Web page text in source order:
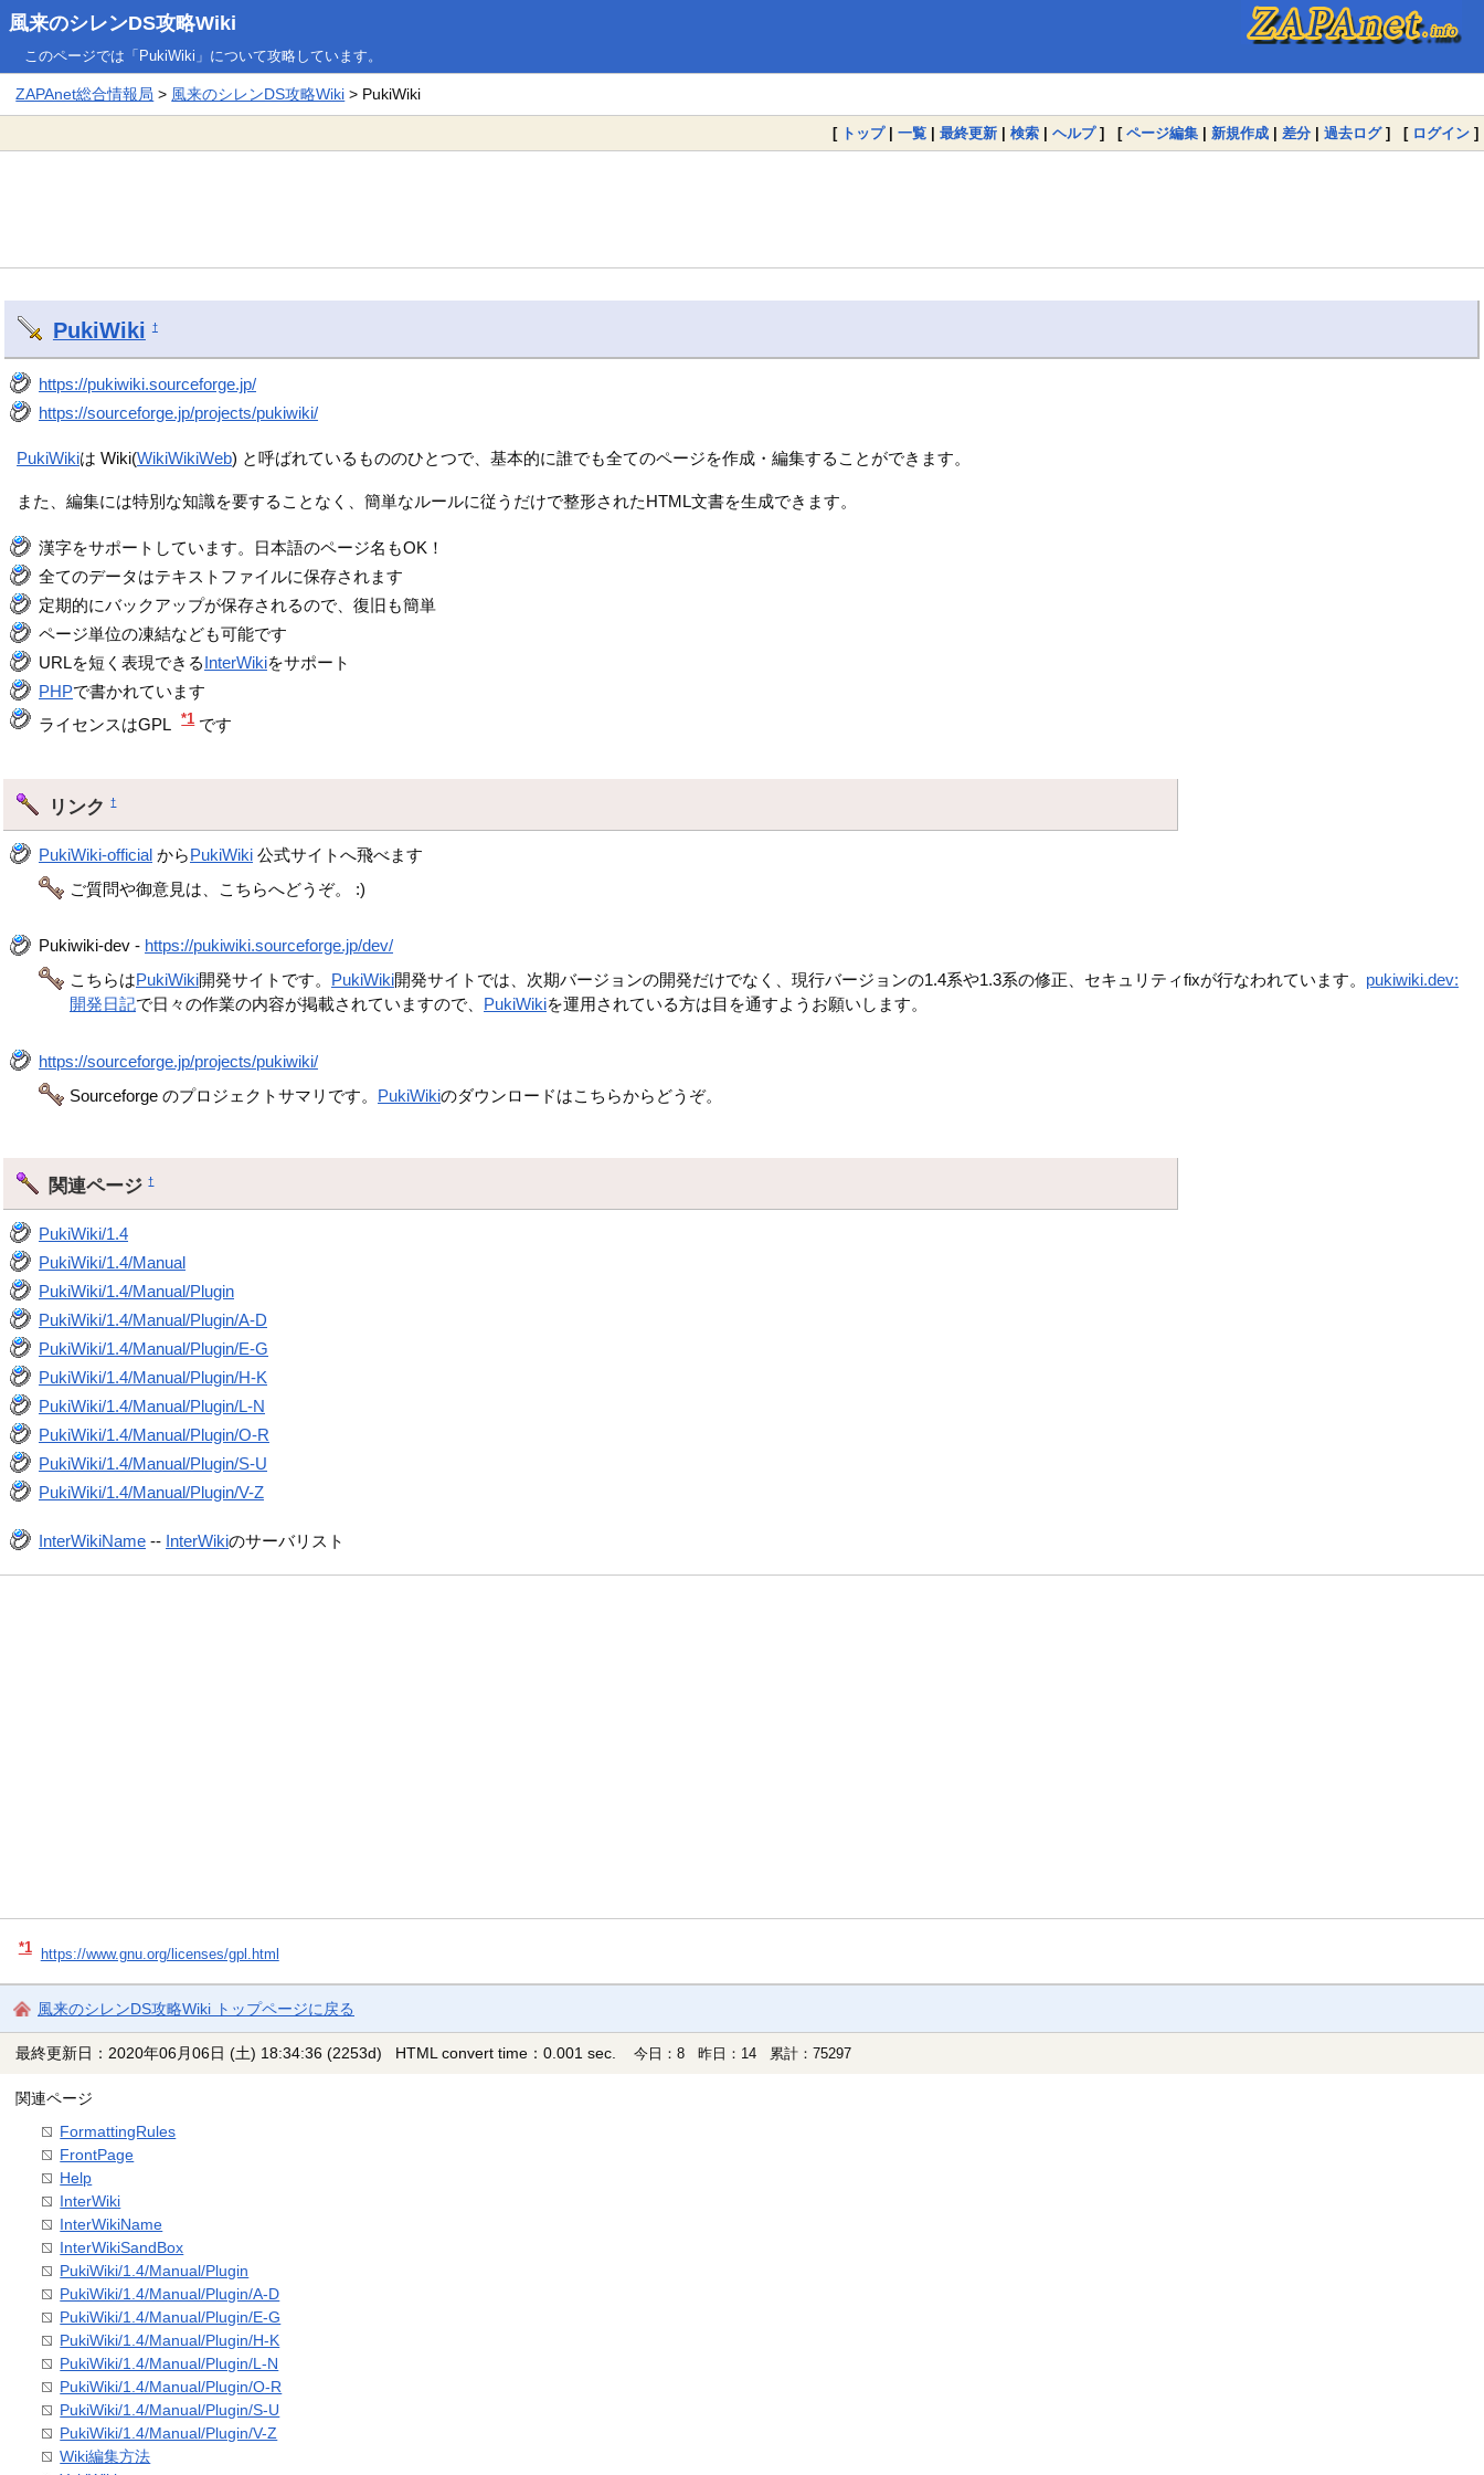
風来のシレンDS攻略Wiki
このページでは「PukiWiki」について攻略しています。
ZAPAnet総合情報局 > 風来のシレンDS攻略Wiki > PukiWiki
[ トップ| 一覧 | 最終更新 | 検索 | ヘルプ] [ ページ編集 | 新規作成 | 差分 | 過去ログ] [ ログイン ]
PukiWiki †
https://pukiwiki.sourceforge.jp/
https://sourceforge.jp/projects/pukiwiki/
PukiWikiは Wiki(WikiWikiWeb) と呼ばれているもののひとつで、基本的に誰でも全てのページを作成・編集することができます。
また、編集には特別な知識を要することなく、簡単なルールに従うだけで整形されたHTML文書を生成できます。
漢字をサポートしています。日本語のページ名もOK！
全てのデータはテキストファイルに保存されます
定期的にバックアップが保存されるので、復旧も簡単
ページ単位の凍結なども可能です
URLを短く表現できるInterWikiをサポート
PHPで書かれています
ライセンスはGPL
*1 です
リンク†
PukiWiki-official からPukiWiki 公式サイトへ飛べます
ご質問や御意見は、こちらへどうぞ。 :)
Pukiwiki-dev - https://pukiwiki.sourceforge.jp/dev/
こちらはPukiWiki開発サイトです。 PukiWiki開発サイトでは、次期バージョンの開発だけでなく、現行バージョンの1.4系や1.3系の修正、セキュリティfixが行なわれています。 pukiwiki.dev:
開発日記で日々の作業の内容が掲載されていますので、 PukiWikiを運用されている方は目を通すようお願いします。
https://sourceforge.jp/projects/pukiwiki/
Sourceforge のプロジェクトサマリです。 PukiWikiのダウンロードはこちらからどうぞ。
関連ページ†
PukiWiki/1.4
PukiWiki/1.4/Manual
PukiWiki/1.4/Manual/Plugin
PukiWiki/1.4/Manual/Plugin/A-D
PukiWiki/1.4/Manual/Plugin/E-G
PukiWiki/1.4/Manual/Plugin/H-K
PukiWiki/1.4/Manual/Plugin/L-N
PukiWiki/1.4/Manual/Plugin/O-R
PukiWiki/1.4/Manual/Plugin/S-U
PukiWiki/1.4/Manual/Plugin/V-Z
InterWikiName -- InterWikiのサーバリスト
*1 https://www.gnu.org/licenses/gpl.html
風来のシレンDS攻略Wiki トップページに戻る
最終更新日：2020年06月06日 (土) 18:34:36(2253d) HTML convert time：0.001 sec. 今日：8 昨日：14 累計：75297
関連ページ
FormattingRules
FrontPage
Help
InterWiki
InterWikiName
InterWikiSandBox
PukiWiki/1.4/Manual/Plugin
PukiWiki/1.4/Manual/Plugin/A-D
PukiWiki/1.4/Manual/Plugin/E-G
PukiWiki/1.4/Manual/Plugin/H-K
PukiWiki/1.4/Manual/Plugin/L-N
PukiWiki/1.4/Manual/Plugin/O-R
PukiWiki/1.4/Manual/Plugin/S-U
PukiWiki/1.4/Manual/Plugin/V-Z
Wiki編集方法